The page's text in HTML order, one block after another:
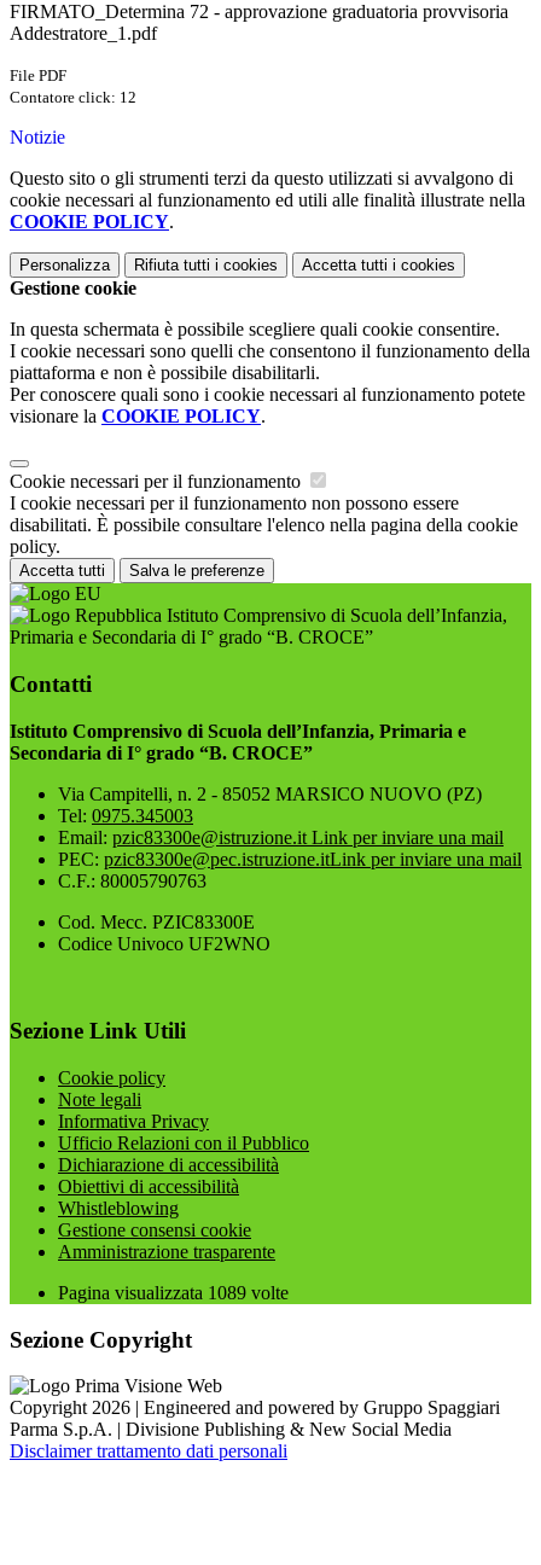
FIRMATO_Determina 72 - approvazione graduatoria provvisoria
Addestratore_1.pdf
File PDF
Contatore click: 12
Notizie
Questo sito o gli strumenti terzi da questo utilizzati si avvalgono di
cookie necessari al funzionamento ed utili alle finalità illustrate nella
COOKIE POLICY.
Personalizza Rifiuta tutti i cookies Accetta tutti i cookies
Gestione cookie
In questa schermata è possibile scegliere quali cookie consentire.
I cookie necessari sono quelli che consentono il funzionamento della
piattaforma e non è possibile disabilitarli.
Per conoscere quali sono i cookie necessari al funzionamento potete
visionare la COOKIE POLICY.
Cookie necessari per il funzionamento
I cookie necessari per il funzionamento non possono essere
disabilitati. È possibile consultare l'elenco nella pagina della cookie
policy.
Accetta tutti Salva le preferenze
Istituto Comprensivo di Scuola dell’Infanzia,
Primaria e Secondaria di I° grado “B. CROCE”
Contatti
Istituto Comprensivo di Scuola dell’Infanzia, Primaria e
Secondaria di I° grado “B. CROCE”
Via Campitelli, n. 2 - 85052 MARSICO NUOVO (PZ)
Tel: 0975.345003
Email: pzic83300e@istruzione.it Link per inviare una mail
PEC: pzic83300e@pec.istruzione.itLink per inviare una mail
C.F.: 80005790763
Cod. Mecc. PZIC83300E
Codice Univoco UF2WNO
Sezione Link Utili
Cookie policy
Note legali
Informativa Privacy
Ufficio Relazioni con il Pubblico
Dichiarazione di accessibilità
Obiettivi di accessibilità
Whistleblowing
Gestione consensi cookie
Amministrazione trasparente
Pagina visualizzata 1089 volte
Sezione Copyright
Copyright 2026 | Engineered and powered by Gruppo Spaggiari
Parma S.p.A. | Divisione Publishing & New Social Media
Disclaimer trattamento dati personali